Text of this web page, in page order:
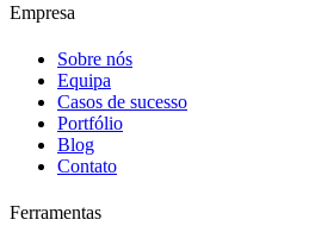
Empresa
Sobre nós
Equipa
Casos de sucesso
Portfólio
Blog
Contato
Ferramentas